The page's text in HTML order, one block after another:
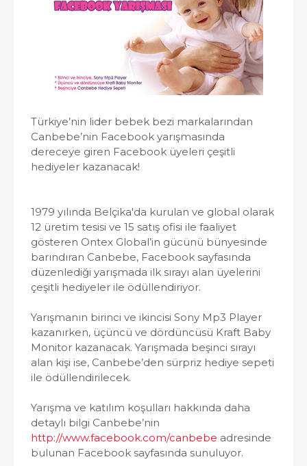
Türkiye’nin lider bebek bezi markalarından
Canbebe’nin Facebook yarışmasında
dereceye giren Facebook üyeleri çeşitli
hediyeler kazanacak!
1979 yılında Belçika'da kurulan ve global olarak
12 üretim tesisi ve 15 satış ofisi ile faaliyet
gösteren Ontex Global’in gücünü bünyesinde
barındıran Canbebe, Facebook sayfasında
düzenlediği yarışmada ilk sırayı alan üyelerini
çeşitli hediyeler ile ödüllendiriyor.
Yarışmanın birinci ve ikincisi Sony Mp3 Player
kazanırken, üçüncü ve dördüncüsü Kraft Baby
Monitor kazanacak. Yarışmada beşinci sırayı
alan kişi ise, Canbebe’den sürpriz hediye sepeti
ile ödüllendirilecek.
Yarışma ve katılım koşulları hakkında daha
detaylı bilgi Canbebe’nin
http://www.facebook.com/canbebe adresinde
bulunan Facebook sayfasında sunuluyor.